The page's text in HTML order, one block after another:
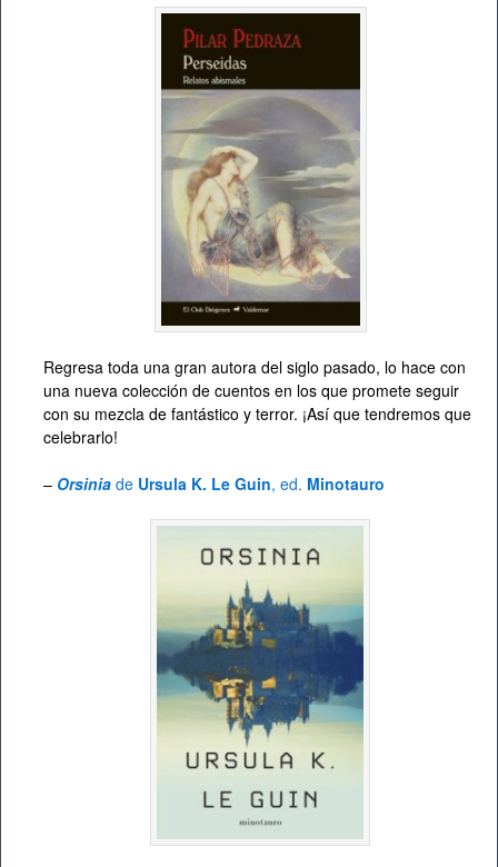
Regresa toda una gran autora del siglo pasado, lo hace con
una nueva colección de cuentos en los que promete seguir
con su mezcla de fantástico y terror. ¡Así que tendremos que
celebrarlo!
– Orsinia de Ursula K. Le Guin, ed. Minotauro